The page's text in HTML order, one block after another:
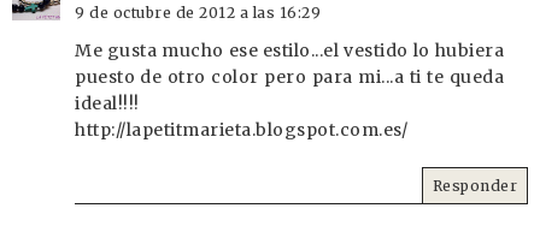
9 de octubre de 2012 a las 16:29
Me gusta mucho ese estilo...el vestido lo hubiera
puesto de otro color pero para mi...a ti te queda
ideal!!!!
http://lapetitmarieta.blogspot.com.es/
Responder